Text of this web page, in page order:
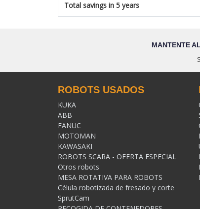
Total savings in 5 years
MANTENTE
ROBOTS USADOS
KUKA
ABB
FANUC
MOTOMAN
KAWASAKI
ROBOTS SCARA - OFERTA ESPECIAL
Otros robots
MESA ROTATIVA PARA ROBOTS
Célula robotizada de fresado y corte
SprutCam